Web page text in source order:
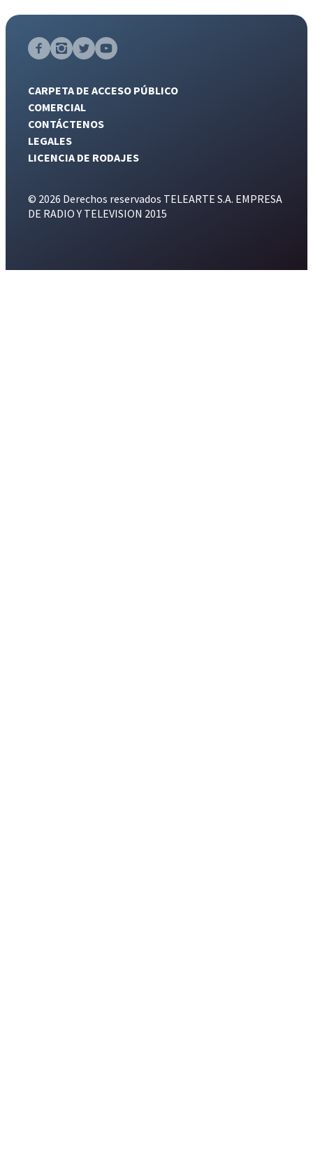
CARPETA DE ACCESO PÚBLICO
COMERCIAL
CONTÁCTENOS
LEGALES
LICENCIA DE RODAJES
© 2026 Derechos reservados TELEARTE S.A. EMPRESA
DE RADIO Y TELEVISION 2015